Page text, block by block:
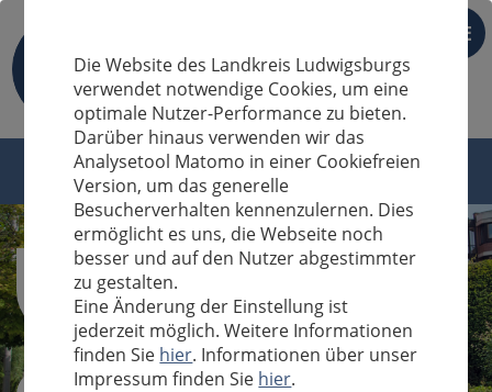
DE
Sucheingabe
Die Website des Landkreis Ludwigsburgs
verwendet notwendige Cookies, um eine
optimale Nutzer-Performance zu bieten.
Darüber hinaus verwenden wir das
Analysetool Matomo in einer Cookiefreien
Version, um das generelle
Besucherverhalten kennenzulernen. Dies
ermöglicht es uns, die Webseite noch
besser und auf den Nutzer abgestimmter
zu gestalten.
Eine Änderung der Einstellung ist
jederzeit möglich. Weitere Informationen
finden Sie hier. Informationen über unser
Impressum finden Sie hier.